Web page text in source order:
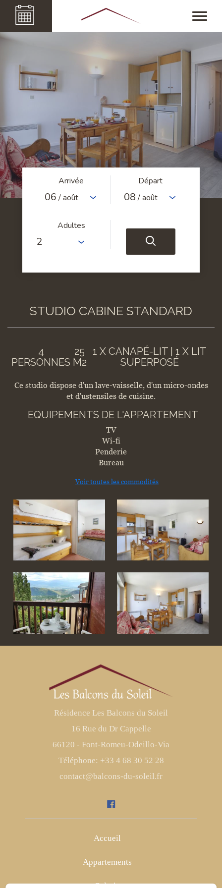
Arrivée
06 / août
Départ
08 / août
Adultes
STUDIO CABINE STANDARD
4
PERSONNES
25
M2
1 X CANAPÉ-LIT |1 X LIT
SUPERPOSÉ
Ce studio dispose d'un lave-vaisselle, d'un micro-ondes
et d'ustensiles de cuisine.
EQUIPEMENTS DE L'APPARTEMENT
TV
Wi-fi
Penderie
Bureau
Voir toutes les commodités
Résidence Les Balcons du Soleil
16 Rue du Dr Cappelle
66120 - Font-Romeu-Odeillo-Via
Téléphone: +33 4 68 30 52 28
contact@balcons-du-soleil.fr
Accueil
Appartements
Galerie